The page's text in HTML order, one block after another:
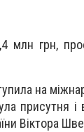
млн грн,
на
присутня
Віктора